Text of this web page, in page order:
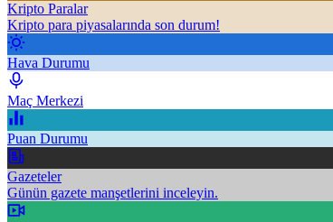
Kripto Paralar
Kripto para piyasalarında son durum!
Hava Durumu
Maç Merkezi
Puan Durumu
Gazeteler
Günün gazete manşetlerini inceleyin.